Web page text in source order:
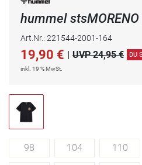
hummel stsMORENO
Art.Nr.: 221544-2001-164
19,90 € | UVP 24,95 € DU
inkl. 19 % MwSt.
98 104 110